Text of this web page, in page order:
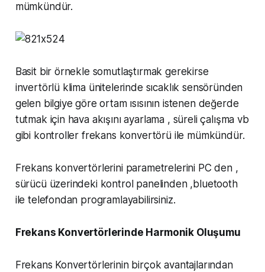
mümkündür.
Basit bir örnekle somutlaştırmak gerekirse
invertörlü klima ünitelerinde sıcaklık sensöründen
gelen bilgiye göre ortam ısısının istenen değerde
tutmak için hava akışını ayarlama , süreli çalışma vb
gibi kontroller frekans konvertörü ile mümkündür.
Frekans konvertörlerini parametrelerini PC den ,
sürücü üzerindeki kontrol panelinden ,bluetooth
ile telefondan programlayabilirsiniz.
Frekans Konvertörlerinde Harmonik Oluşumu
Frekans Konvertörlerinin birçok avantajlarından